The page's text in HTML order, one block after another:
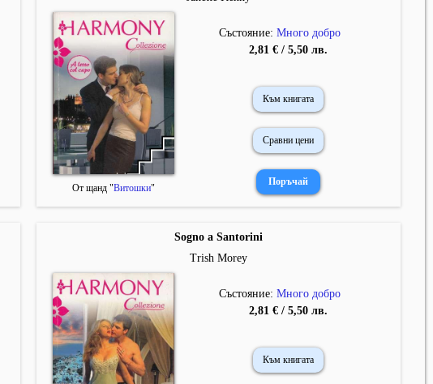
От щанд "Витошки"
Състояние:Много добро
2,81 € / 5,50 лв.
Към книгата
Сравни цени
Sogno a Santorini
Trish Morey
Състояние:Много добро
2,81 € / 5,50 лв.
Към книгата